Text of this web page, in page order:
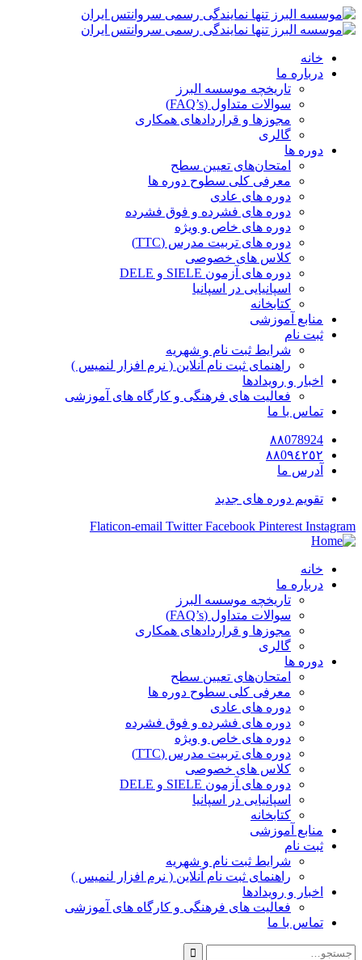
خانه
درباره ما
تاریخچه موسسه البرز
سوالات متداول (FAQ’s)
مجوزها و قراردادهای همکاری
گالری
دوره ها
امتحان‌های تعیین سطح
معرفی کلی سطوح دوره ها
دوره های عادی
دوره های فشرده و فوق فشرده
دوره های خاص و ویژه
دوره های تربیت مدرس (TTC)
کلاس های خصوصی
دوره های آزمون SIELE و DELE
اسپانیایی در اسپانیا
کتابخانه
منابع آموزشی
ثبت نام
شرایط ثبت نام و شهریه
راهنمای ثبت نام آنلاین ( نرم افزار لنمیس )
اخبار و رویدادها
فعالیت های فرهنگی و کارگاه های آموزشی
تماس با ما
٨٨078924
٨٨0٩٤٢٥٢
آدرس ما
تقویم دوره های جدید
Flaticon-email Twitter Facebook Pinterest Instagram
خانه
درباره ما
تاریخچه موسسه البرز
سوالات متداول (FAQ’s)
مجوزها و قراردادهای همکاری
گالری
دوره ها
امتحان‌های تعیین سطح
معرفی کلی سطوح دوره ها
دوره های عادی
دوره های فشرده و فوق فشرده
دوره های خاص و ویژه
دوره های تربیت مدرس (TTC)
کلاس های خصوصی
دوره های آزمون SIELE و DELE
اسپانیایی در اسپانیا
کتابخانه
منابع آموزشی
ثبت نام
شرایط ثبت نام و شهریه
راهنمای ثبت نام آنلاین ( نرم افزار لنمیس )
اخبار و رویدادها
فعالیت های فرهنگی و کارگاه های آموزشی
تماس با ما